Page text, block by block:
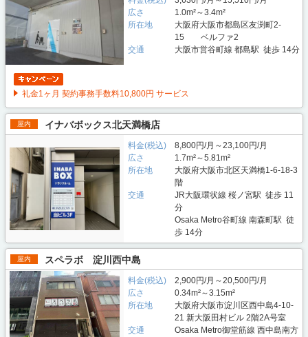
広さ
1.0m²～3.4m²
所在地
大阪府大阪市都島区友渕町2-
15 ベルファ2
交通
大阪市営谷町線 都島駅 徒歩 14分
礼金1ヶ月 契約事務手数料10,800円 サービス
屋内 イナバボックス北天満橋店
料金(税込)
8,800円/月～23,100円/月
広さ
1.7m²～5.81m²
所在地
大阪府大阪市北区天満橋1-6-18-3
階
交通
JR大阪環状線 桜ノ宮駅 徒歩 11
分
Osaka Metro谷町線 南森町駅 徒
歩 14分
屋内 スペラボ 淀川西中島
料金(税込)
2,900円/月～20,500円/月
広さ
0.34m²～3.15m²
所在地
大阪府大阪市淀川区西中島4-10-
21 新大阪田村ビル 2階2A号室
交通
Osaka Metro御堂筋線 西中島南方